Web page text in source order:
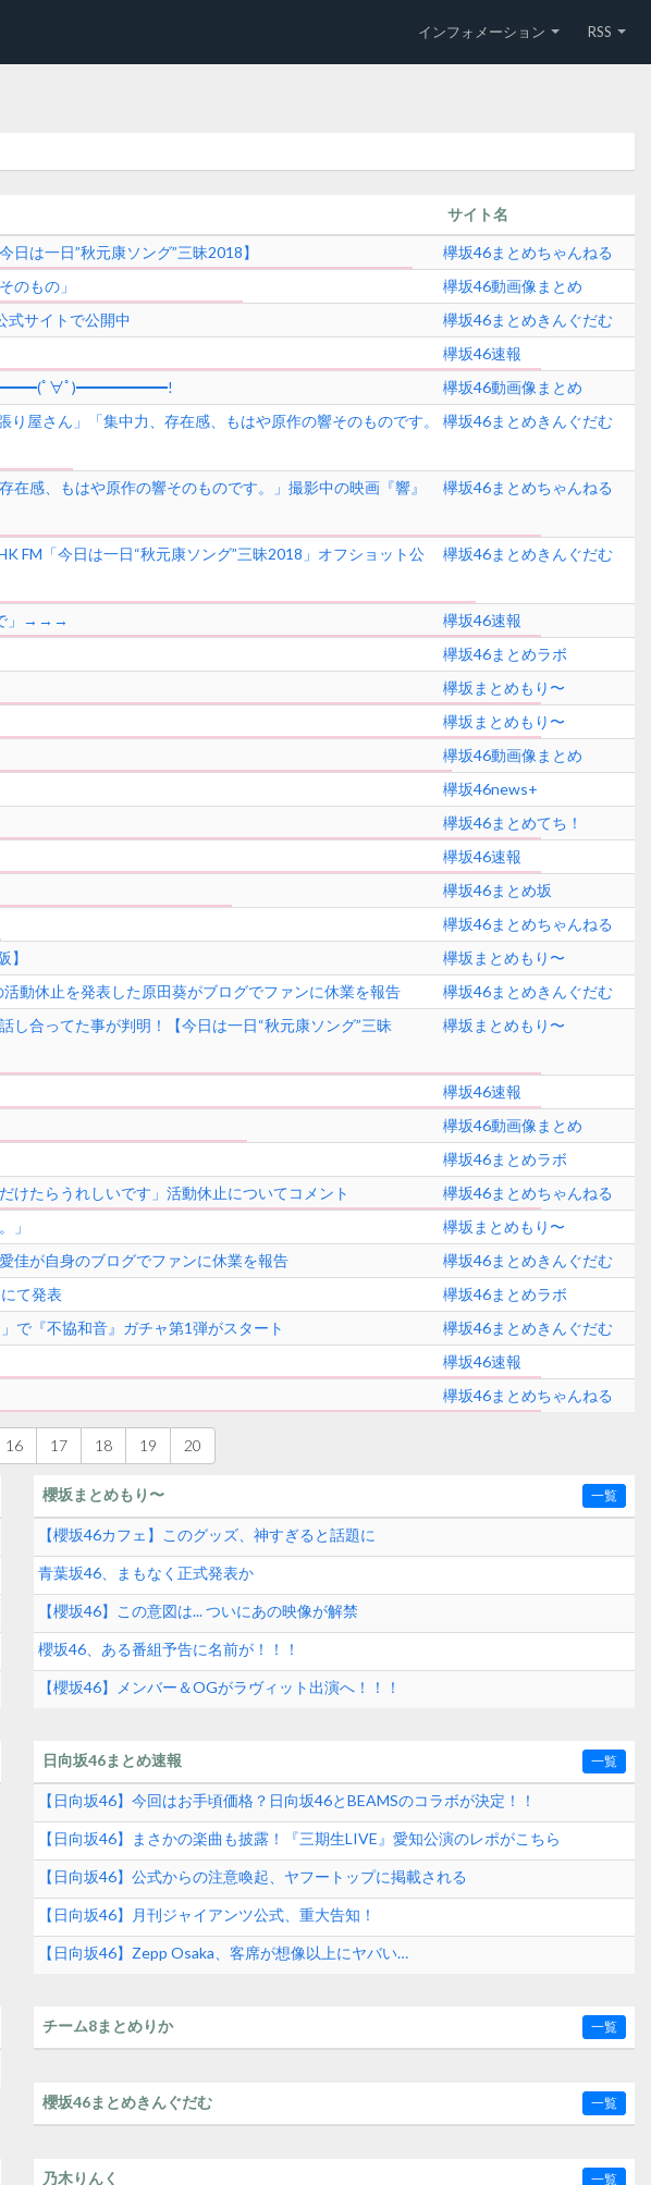
インフォメーション RSS
サイト名
は一日”秋元康ソング”三昧2018】
欅坂46まとめちゃんねる
のもの」
欅坂46動画像まとめ
式サイトで公開中
欅坂46まとめきんぐだむ
欅坂46速報
━━━━━━(ﾟ∀ﾟ)━━━━━━!
欅坂46動画像まとめ
屋さん」「集中力、存在感、もはや原作の響そのものです。
欅坂46まとめきんぐだむ
感、もはや原作の響そのものです。」撮影中の映画『響』
欅坂46まとめちゃんねる
FM「今日は一日“秋元康ソング”三昧2018」オフショット公
欅坂46まとめきんぐだむ
で」→→→
欅坂46速報
欅坂46まとめラボ
欅坂まとめもり〜
欅坂まとめもり〜
欅坂46動画像まとめ
欅坂46news+
欅坂46まとめてち！
欅坂46速報
欅坂46まとめ坂
欅坂46まとめちゃんねる
】
欅坂まとめもり〜
動休止を発表した原田葵がブログでファンに休業を報告
欅坂46まとめきんぐだむ
し合ってた事が判明！【今日は一日“秋元康ソング”三昧
欅坂まとめもり〜
欅坂46速報
欅坂46動画像まとめ
欅坂46まとめラボ
けたらうれしいです」活動休止についてコメント
欅坂46まとめちゃんねる
」
欅坂まとめもり〜
佳が自身のブログでファンに休業を報告
欅坂46まとめきんぐだむ
て発表
欅坂46まとめラボ
で『不協和音』ガチャ第1弾がスタート
欅坂46まとめきんぐだむ
欅坂46速報
欅坂46まとめちゃんねる
16 17 18 19 20
櫻坂まとめもり〜 一覧
【櫻坂46カフェ】このグッズ、神すぎると話題に
青葉坂46、まもなく正式発表か
【櫻坂46】この意図は... ついにあの映像が解禁
櫻坂46、ある番組予告に名前が！！！
【櫻坂46】メンバー＆OGがラヴィット出演へ！！！
日向坂46まとめ速報 一覧
【日向坂46】今回はお手頃価格？日向坂46とBEAMSのコラボが決定！！
【日向坂46】まさかの楽曲も披露！『三期生LIVE』愛知公演のレポがこちら
【日向坂46】公式からの注意喚起、ヤフートップに掲載される
【日向坂46】月刊ジャイアンツ公式、重大告知！
【日向坂46】Zepp Osaka、客席が想像以上にヤバい…
チーム8まとめりか 一覧
櫻坂46まとめきんぐだむ 一覧
乃木りんく 一覧